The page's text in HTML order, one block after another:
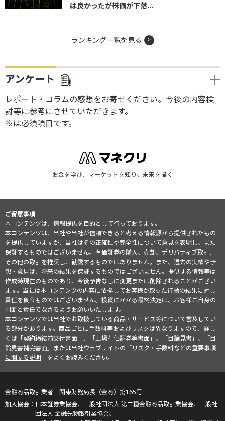
は良かったが株価が下落...
ランキング一覧を見る
アンケート
レポート・コラムの感想をお寄せください。今後の内容検
討等に参考にさせていただきます。
※は必須項目です。
お金を学び、マーケットを知り、未来を描く
ご留意事項
本コンテンツは、情報提供を目的として行っております。
本コンテンツは、当社や当社が信頼できると考える情報源から提供されたもの
を提供していますが、当社はその正確性や完全性について意見を表明し、また
保証するものではございません。有価証券の購入、売却、デリバティブ取引、
その他の取引を推奨し、勧誘するものではありません。また、過去の実績や予
想・意見は、将来の結果を保証するものではございません。提供する情報等は
作成時現在のものであり、今後予告なしに変更または削除されることがござい
ます。当社は本コンテンツの内容に依拠してお客様が取った行動の結果に対し
責任を負うものではございません。投資にかかる最終決定は、お客様ご自身の
判断と責任でなさるようお願いいたします。
本コンテンツでは当社でお取扱している商品・サービス等について言及してい
る部分があります。商品ごとに手数料等およびリスクは異なりますので、詳し
くは「契約締結前交付書面」、「上場有価証券等書面」、「目論見書」、「目
論見書補完書面」または当社ウェブサイトの「リスク・手数料などの重要事項
に関する説明」をよくお読みください。
金融商品取引業者 関東財務局長（金商）第165号
日本証券業協会、一般社団法人 第二種金融商品取引業協会、一般社
団法人 金融先物取引業協会、